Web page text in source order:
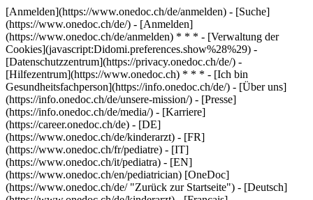
[Anmelden](https://www.onedoc.ch/de/anmelden) - [Suche]
(https://www.onedoc.ch/de/) - [Anmelden]
(https://www.onedoc.ch/de/anmelden) * * * - [Verwaltung der
Cookies](javascript:Didomi.preferences.show%28%29) -
[Datenschutzzentrum](https://privacy.onedoc.ch/de/) -
[Hilfezentrum](https://www.onedoc.ch) * * * - [Ich bin
Gesundheitsfachperson](https://info.onedoc.ch/de/) - [Über uns]
(https://info.onedoc.ch/de/unsere-mission/) - [Presse]
(https://info.onedoc.ch/de/media/) - [Karriere]
(https://career.onedoc.ch/de) - [DE]
(https://www.onedoc.ch/de/kinderarzt) - [FR]
(https://www.onedoc.ch/fr/pediatre) - [IT]
(https://www.onedoc.ch/it/pediatra) - [EN]
(https://www.onedoc.ch/en/pediatrician) [OneDoc]
(https://www.onedoc.ch/de/ "Zurück zur Startseite") - [Deutsch]